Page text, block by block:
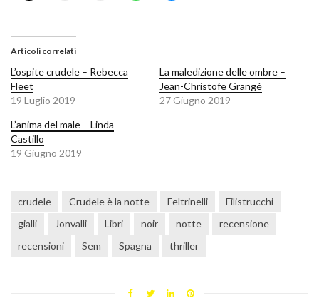
Articoli correlati
L’ospite crudele – Rebecca
Fleet
19 Luglio 2019
La maledizione delle ombre –
Jean-Christofe Grangé
27 Giugno 2019
L’anima del male – Linda
Castillo
19 Giugno 2019
crudele Crudele è la notte Feltrinelli
Filistrucchi
gialli
Jonvalli Libri noir notte
recensione
recensioni
Sem Spagna thriller